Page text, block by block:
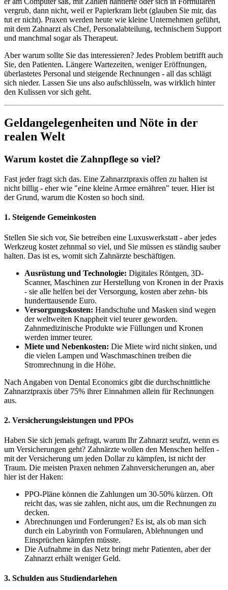
vergrub, dann nicht, weil er Papierkram liebt (glauben Sie mir, das
tut er nicht). Praxen werden heute wie kleine Unternehmen geführt,
mit dem Zahnarzt als Chef, Personalabteilung, technischem Support
und manchmal sogar als Therapeut.
Aber warum sollte Sie das interessieren? Jedes Problem betrifft auch
Sie, den Patienten. Längere Wartezeiten, weniger Eröffnungen,
überlastetes Personal und steigende Rechnungen - all das schlägt
sich nieder. Lassen Sie uns also aufschlüsseln, was wirklich hinter
den Kulissen vor sich geht.
Geldangelegenheiten und Nöte in der
realen Welt
Warum kostet die Zahnpflege so viel?
Fast jeder fragt sich das. Eine Zahnarztpraxis offen zu halten ist
nicht billig - eher wie "eine kleine Armee ernähren" teuer. Hier ist
der Grund, warum die Kosten so hoch sind.
1. Steigende Gemeinkosten
Stellen Sie sich vor, Sie betreiben eine Luxuswerkstatt - aber jedes
Werkzeug kostet zehnmal so viel, und Sie müssen es ständig sauber
halten. Das ist es, womit sich Zahnärzte beschäftigen.
Ausrüstung und Technologie: Digitales Röntgen, 3D-
Scanner, Maschinen zur Herstellung von Kronen in der Praxis
- sie alle helfen bei der Versorgung, kosten aber zehn- bis
hunderttausende Euro.
Versorgungskosten: Handschuhe und Masken sind wegen
der weltweiten Knappheit viel teurer geworden.
Zahnmedizinische Produkte wie Füllungen und Kronen
werden immer teurer.
Miete und Nebenkosten: Die Miete wird nicht sinken, und
die vielen Lampen und Waschmaschinen treiben die
Stromrechnung in die Höhe.
Nach Angaben von Dental Economics gibt die durchschnittliche
Zahnarztpraxis über 75% ihrer Einnahmen allein für Rechnungen
aus.
2. Versicherungsleistungen und PPOs
Haben Sie sich jemals gefragt, warum Ihr Zahnarzt seufzt, wenn es
um Versicherungen geht? Zahnärzte wollen den Menschen helfen -
mit der Versicherung um jeden Dollar zu kämpfen, ist nicht der
Traum. Die meisten Praxen nehmen Zahnversicherungen an, aber
hier ist der Haken:
PPO-Pläne können die Zahlungen um 30-50% kürzen. Oft
reicht das, was sie zahlen, nicht aus, um die Rechnungen zu
decken.
Abrechnungen und Forderungen? Es ist, als ob man sich
durch ein Labyrinth von Formularen, Ablehnungen und
Einsprüchen kämpfen müsste.
Die Aufnahme in das Netz bringt mehr Patienten, aber der
Zahnarzt erhält weniger Geld.
3. Schulden aus Studiendarlehen